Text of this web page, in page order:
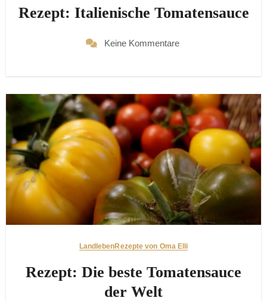
Rezept: Italienische Tomatensauce
Keine Kommentare
LandlebenRezepte von Oma Elli
Rezept: Die beste Tomatensauce
der Welt